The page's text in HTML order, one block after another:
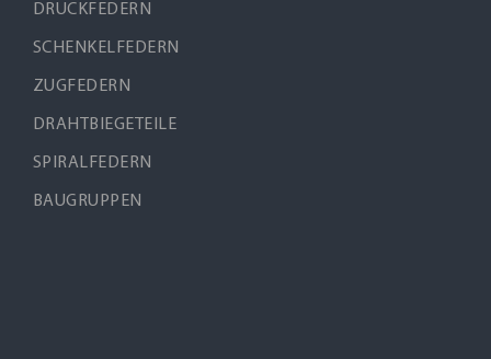
DRUCKFEDERN
SCHENKELFEDERN
ZUGFEDERN
DRAHTBIEGETEILE
SPIRALFEDERN
BAUGRUPPEN